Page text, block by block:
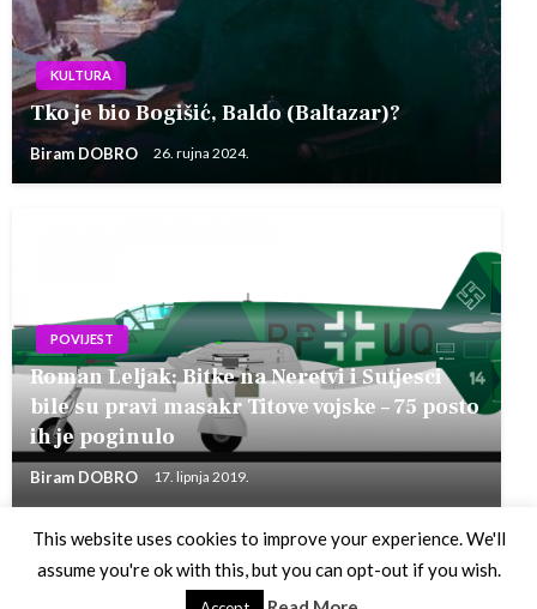
KULTURA
Tko je bio Bogišić, Baldo (Baltazar)?
Biram DOBRO 26. rujna 2024.
POVIJEST
Roman Leljak: Bitke na Neretvi i Sutjesci
bile su pravi masakr Titove vojske – 75 posto
ih je poginulo
Biram DOBRO 17. lipnja 2019.
This website uses cookies to improve your experience. We'll
assume you're ok with this, but you can opt-out if you wish.